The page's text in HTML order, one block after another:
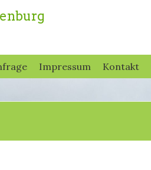
Impressum Kontakt